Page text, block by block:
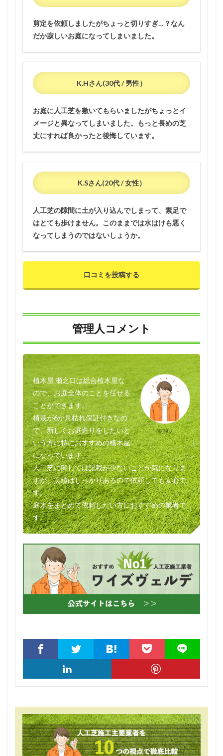
剪定を依頼しましたがちょっと切りすぎ…？なん
だか寂しいお庭になってしまいました。
K.Hさん(30代 / 男性）
お庭に人工芝を敷いてもらいましたがちょっとイ
メージと異なってしまいました。もっと長めの芝
丈にすれば良かったと後悔しています。
K.Sさん(20代 / 女性）
人工芝の隙間に土が入り込んでしまって、素足で
はとても歩けません。このままでは水はけも悪く
なってしまうのではないしょうか。
口コミを投稿する
管理人コメント
管理人
植木屋 瀬之口は総合植木屋な
ので、お庭全体のことを任せる
ことができます。
植栽が6か月枯れ保証付きなの
で、新しくお庭造りをしたいと
いう方に特におすすめの植木屋
になっています。
人工芝に関しては記載が少ないことが気になりま
すが、実績はしっかりあるので依頼しても安心で
す。
庭木をまとめて依頼したい方におすすめの業者で
す。